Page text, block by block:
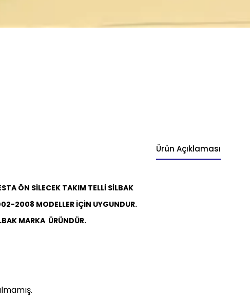
Ürün Açıklaması
ÖN SİLECEK TAKIM TELLİ SİLBAK
2008 MODELLER İÇİN UYGUNDUR.
MARKA ÜRÜNDÜR.